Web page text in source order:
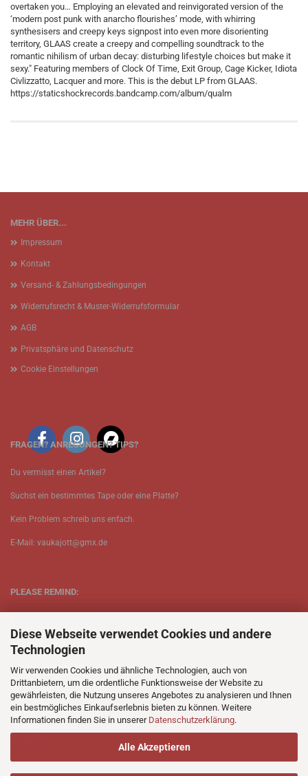
Diese Webseite verwendet Cookies und andere
Technologien
Wir verwenden Cookies und ähnliche Technologien, auch von
Drittanbietern, um die ordentliche Funktionsweise der Website zu
gewährleisten, die Nutzung unseres Angebotes zu analysieren und Ihnen
ein bestmögliches Einkaufserlebnis bieten zu können. Weitere
Informationen finden Sie in unserer Datenschutzerklärung.
Alle Akzeptieren
overtaken you… Employing an elevated and reinvigorated version of the
‘modern post punk with anarcho flourishes’ mode, with whirring
synthesisers and creepy keys signpost into even more disorienting
territory, GLAAS create a creepy and compelling soundtrack to the
romantic nihilism of urban decay: disturbing lifestyle choices but make it
sexy." Featuring members of Clock Of Time, Exit Group, Cage Kicker, Idiota
Civlizzatto, Lacquer and more. This is the debut LP from GLAAS.
https://staticshockrecords.bandcamp.com/album/qualm
MEHR ÜBER...
Impressum
Kontakt
Versand- & Zahlungsbedingungen
Widerrufsrecht & Muster-Widerrufsformular
AGB
Privatsphäre und Datenschutz
Cookie Einstellungen
FRAGEN? ANREGUNGEN? TIPS?
Du vermisst einen Artikel?
Suchst ein bestimmtes Tape oder eine Platte?
Kein Problem schreib uns enfach.
E-Mail: vaukajott@gmx.de
PLEASE REMIND:
Be patient when ordering.
Your records will be send asap.
No Discogs.
No Spotify.
No Bullshit.